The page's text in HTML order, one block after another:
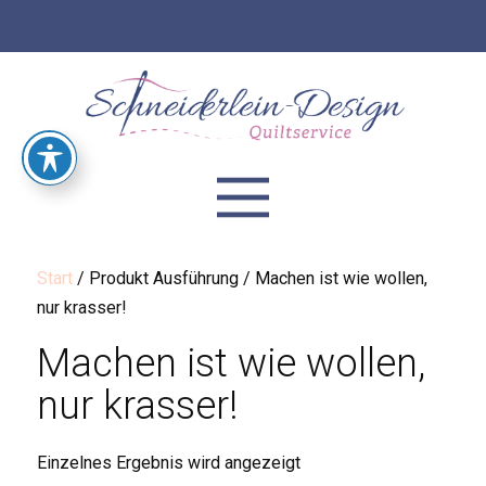
Start / Produkt Ausführung / Machen ist wie wollen,
nur krasser!
Machen ist wie wollen,
nur krasser!
Einzelnes Ergebnis wird angezeigt